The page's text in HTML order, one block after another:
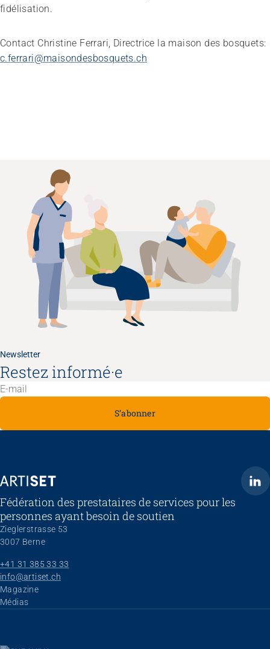
fidélisation.
Contact Christine Ferrari, Directrice la maison des bosquets:
c.ferrari@maisondesbosquets.ch
Newsletter
Restez informé·e
S’abonner
ARTISET
Fédération des prestataires de services pour les
personnes ayant besoin de soutien
Zieglerstrasse 53
3007 Berne
+41 31 385 33 33
info@artiset.ch
Aller au contenu
Magazine
Médias